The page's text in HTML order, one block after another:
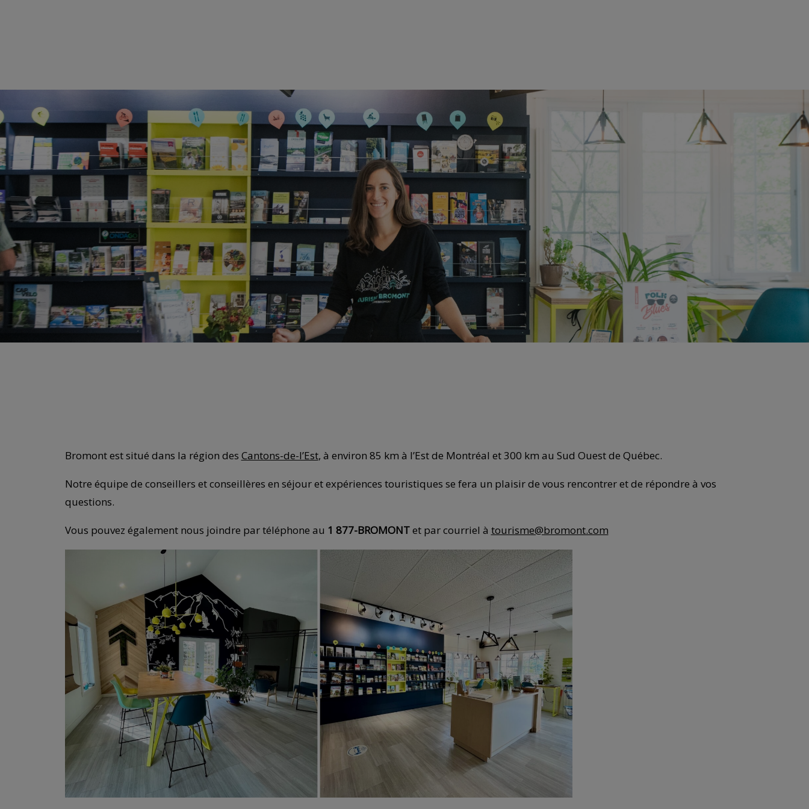
Bromont est situé dans la région des Cantons-de-l’Est, à environ 85 km à l’Est de Montréal et 300 km au Sud Ouest de Québec.
Notre équipe de conseillers et conseillères en séjour et expériences touristiques se fera un plaisir de vous rencontrer et de répondre à vos
questions.
Vous pouvez également nous joindre par téléphone au 1 877-BROMONTet par courriel à tourisme@bromont.com